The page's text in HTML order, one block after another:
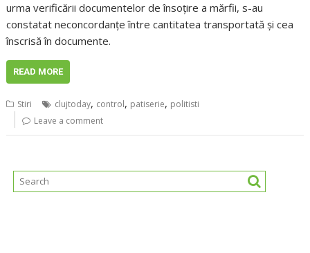
urma verificării documentelor de însoţire a mărfii, s-au
constatat neconcordanţe între cantitatea transportată şi cea
înscrisă în documente.
READ MORE
Stiri clujtoday, control, patiserie, politisti
Leave a comment